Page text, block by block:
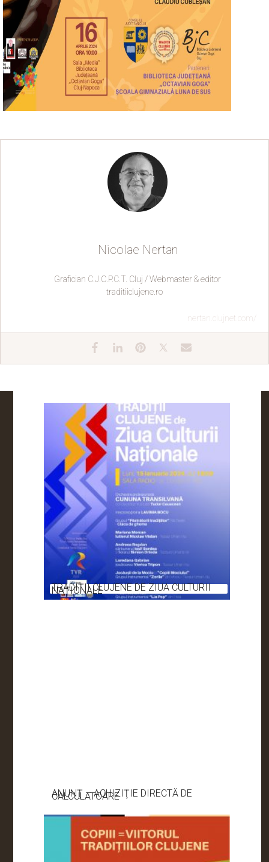
Nicolae Nertan
Grafician C.J.C.P.C.T. Cluj / Webmaster & editor
traditiiclujene.ro
nertan.clujnet.com/
TRADIȚII CLUJENE DE ZIUA CULTURII
NAȚIONALE
ANUNŢ – ACHIZIŢIE DIRECTĂ DE
CALCULATOARE